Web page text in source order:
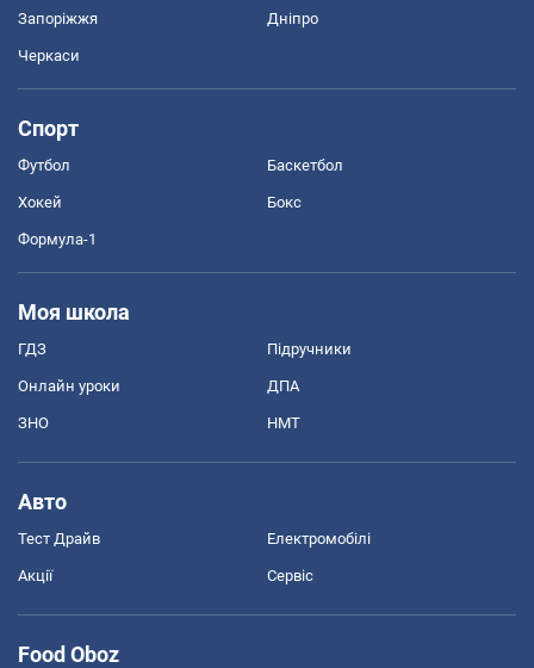
Запоріжжя Дніпро
Черкаси
Спорт
Футбол Баскетбол
Хокей Бокс
Формула-1
Моя школа
ГДЗ Підручники
Онлайн уроки ДПА
ЗНО НМТ
Авто
Тест Драйв Електромобілі
Акції Сервіс
Food Oboz